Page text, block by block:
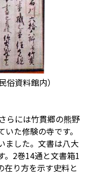
資料館内）
らには竹貫郷の熊野
た修験の寺です。
ました。文書は八大
。2巻14通と文書箱1
在り方を示す史料と